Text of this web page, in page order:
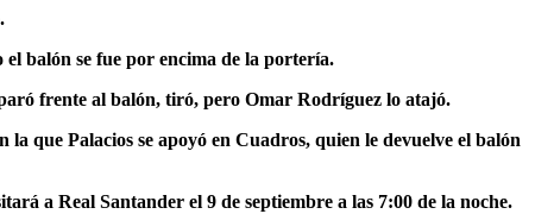
balón se fue por encima de la portería.
frente al balón, tiró, pero Omar Rodríguez lo atajó.
que Palacios se apoyó en Cuadros, quien le devuelve el balón
a Real Santander el 9 de septiembre a las 7:00 de la noche.